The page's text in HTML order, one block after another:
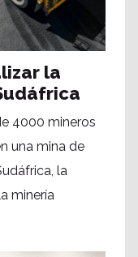
la
4000 mineros
una mina de
la
minería